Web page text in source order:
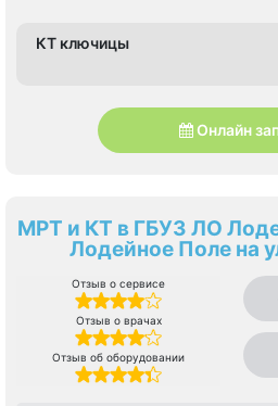
КТ ключицы
Онлайн
МРТ и КТ в ГБУЗ ЛО
Лодейное Поле на
Отзыв о сервисе
Отзыв о врачах
Отзыв об оборудовании